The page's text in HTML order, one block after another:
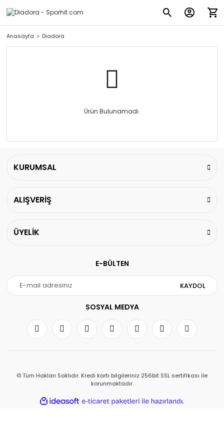
Anasayfa Diadora
Ürün Bulunamadı.
KURUMSAL
ALIŞVERİŞ
ÜYELİK
E-BÜLTEN
KAYDOL
SOSYAL MEDYA
© Tüm Hakları Saklıdır. Kredi kartı bilgileriniz 256bit SSL sertifikası ile
korunmaktadır.
ideasoft
e-